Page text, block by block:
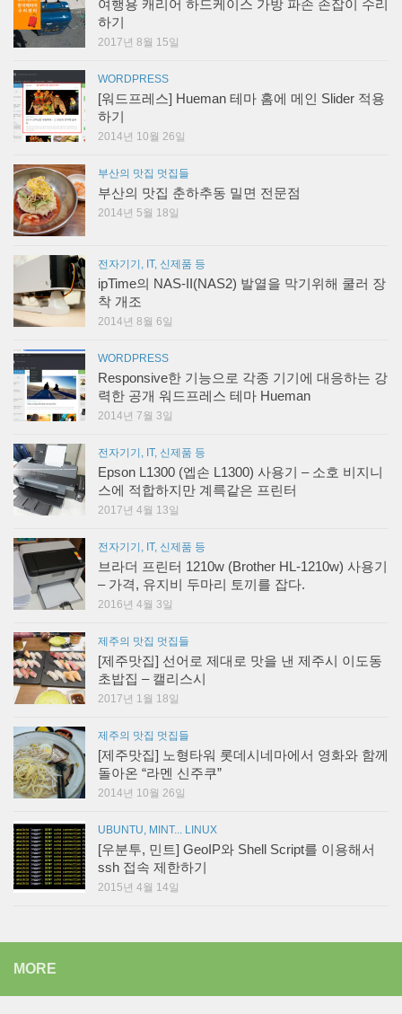
여행용 캐리어 하드케이스 가방 파손 손잡이 수리
하기
2017년 8월 15일
WORDPRESS
[워드프레스] Hueman 테마 홈에 메인 Slider 적용
하기
2014년 10월 26일
부산의 맛집 멋집들
부산의 맛집 춘하추동 밀면 전문점
2014년 5월 18일
전자기기, IT, 신제품 등
ipTime의 NAS-II(NAS2) 발열을 막기위해 쿨러 장
착 개조
2014년 8월 6일
WORDPRESS
Responsive한 기능으로 각종 기기에 대응하는 강
력한 공개 워드프레스 테마 Hueman
2014년 7월 3일
전자기기, IT, 신제품 등
Epson L1300 (엡손 L1300) 사용기 – 소호 비지니
스에 적합하지만 계륵같은 프린터
2017년 4월 13일
전자기기, IT, 신제품 등
브라더 프린터 1210w (Brother HL-1210w) 사용기
– 가격, 유지비 두마리 토끼를 잡다.
2016년 4월 3일
제주의 맛집 멋집들
[제주맛집] 선어로 제대로 맛을 낸 제주시 이도동
초밥집 – 캘리스시
2017년 1월 18일
제주의 맛집 멋집들
[제주맛집] 노형타워 롯데시네마에서 영화와 함께
돌아온 “라멘 신주쿠”
2014년 10월 26일
UBUNTU, MINT... LINUX
[우분투, 민트] GeoIP와 Shell Script를 이용해서
ssh 접속 제한하기
2015년 4월 14일
MORE